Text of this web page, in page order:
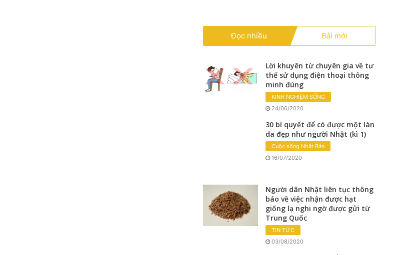
Đọc nhiều Bài mới
Lời khuyên từ chuyên gia về tư
thế sử dụng điện thoại thông
minh đúng
KINH NGHIỆM SỐNG
24/06/2020
30 bí quyết để có được một làn
da đẹp như người Nhật (kì 1)
Cuộc sống Nhật Bản
16/07/2020
Người dân Nhật liên tục thông
báo về việc nhận được hạt
giống lạ nghi ngờ được gửi từ
Trung Quốc
TIN TỨC
03/08/2020